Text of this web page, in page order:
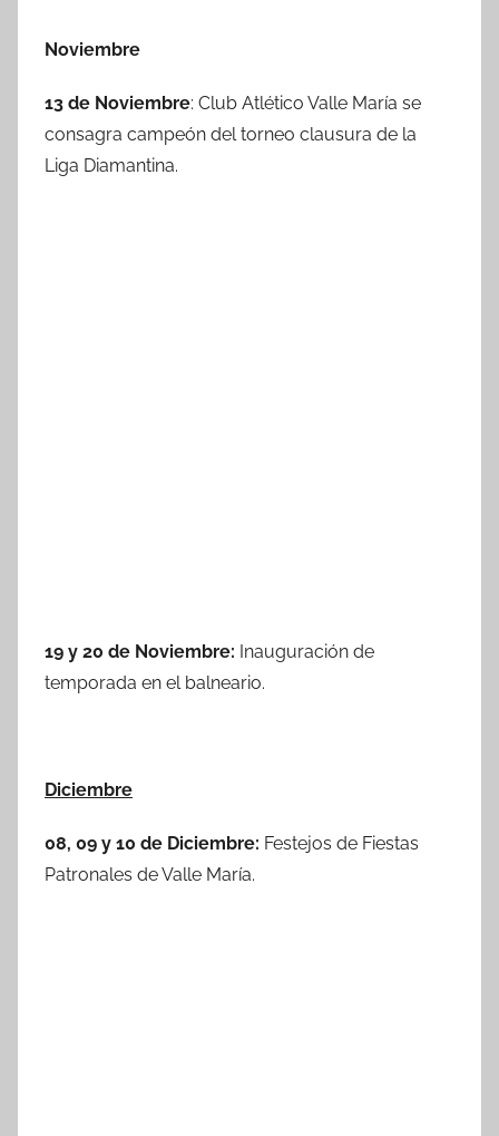
Noviembre
13 de Noviembre: Club Atlético Valle María se
consagra campeón del torneo clausura de la
Liga Diamantina.
19 y 20 de Noviembre: Inauguración de
temporada en el balneario.
Diciembre
08, 09 y 10 de Diciembre: Festejos de Fiestas
Patronales de Valle María.